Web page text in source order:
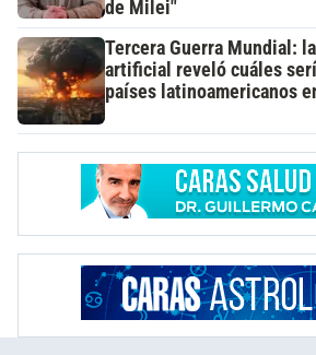
de Milei"
Tercera Guerra Mundial:
artificial reveló cuáles
países latinoamericanos